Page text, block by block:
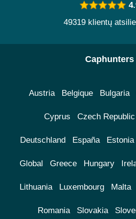
49319 klientų
Caphunters
Austria Belgique Bulgaria
Cyprus Czech Republic
Deutschland España Estonia
Global Greece Hungary
Lithuania Luxembourg Malta
Romania Slovakia